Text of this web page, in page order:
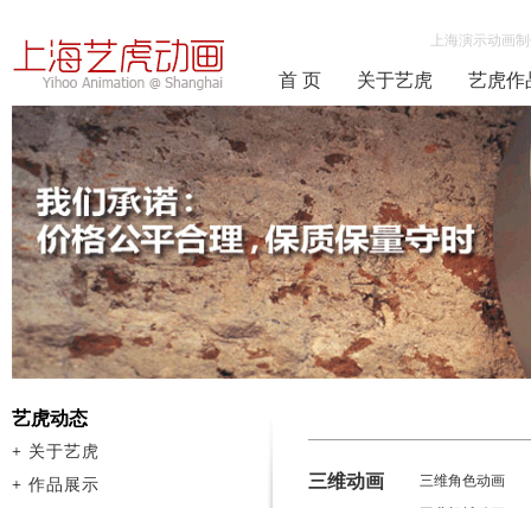
上海演示动画
首 页 关于艺虎 艺虎作
三维动画
三维角色动画
艺虎动态
+ 关于艺虎
+ 作品展示